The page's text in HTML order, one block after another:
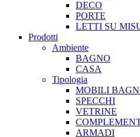
DECO
PORTE
LETTI SU
Prodotti
Ambiente
BAGNO
CASA
Tipologia
MOBILI
SPECCHI
VETRINE
ARMADI